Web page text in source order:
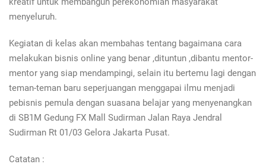
menyeluruh.
Kegiatan di kelas akan membahas tentang bagaimana cara
melakukan bisnis online yang benar ,dituntun ,dibantu mentor-
mentor yang siap mendampingi, selain itu bertemu lagi dengan
teman-teman baru seperjuangan menggapai ilmu menjadi
pebisnis pemula dengan suasana belajar yang menyenangkan
di SB1M Gedung FX Mall Sudirman Jalan Raya Jendral
Sudirman Rt 01/03 Gelora Jakarta Pusat.
Catatan :